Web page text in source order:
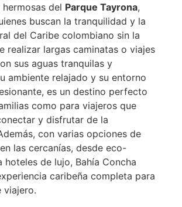
del Parque Tayrona,
buscan la tranquilidad y la
del Caribe colombiano sin la
realizar largas caminatas o viajes
sus aguas tranquilas y
ambiente relajado y su entorno
es un destino perfecto
como para viajeros que
y disfrutar de la
con varias opciones de
las cercanías, desde eco-
hoteles de lujo, Bahía Concha
caribeña completa para